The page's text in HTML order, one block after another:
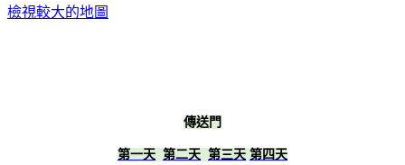
檢視較大的地圖
傳送門
第一天 第二天 第三天 第四天